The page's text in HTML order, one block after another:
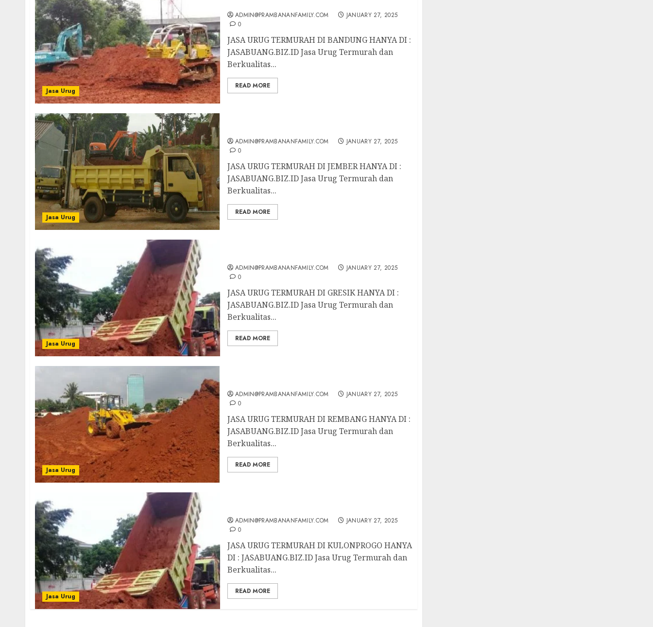
Jasa Urug
ADMIN@PRAMBANANFAMILY.COM
JANUARY 27, 2025
0
JASA URUG TERMURAH DI BANDUNG HANYA DI :
JASABUANG.BIZ.ID Jasa Urug Termurah dan
Berkualitas...
READ MORE
Jasa Urug
ADMIN@PRAMBANANFAMILY.COM
JANUARY 27, 2025
0
JASA URUG TERMURAH DI JEMBER HANYA DI :
JASABUANG.BIZ.ID Jasa Urug Termurah dan
Berkualitas...
READ MORE
Jasa Urug
ADMIN@PRAMBANANFAMILY.COM
JANUARY 27, 2025
0
JASA URUG TERMURAH DI GRESIK HANYA DI :
JASABUANG.BIZ.ID Jasa Urug Termurah dan
Berkualitas...
READ MORE
Jasa Urug
ADMIN@PRAMBANANFAMILY.COM
JANUARY 27, 2025
0
JASA URUG TERMURAH DI REMBANG HANYA DI :
JASABUANG.BIZ.ID Jasa Urug Termurah dan
Berkualitas...
READ MORE
Jasa Urug
ADMIN@PRAMBANANFAMILY.COM
JANUARY 27, 2025
0
JASA URUG TERMURAH DI KULONPROGO HANYA
DI : JASABUANG.BIZ.ID Jasa Urug Termurah dan
Berkualitas...
READ MORE